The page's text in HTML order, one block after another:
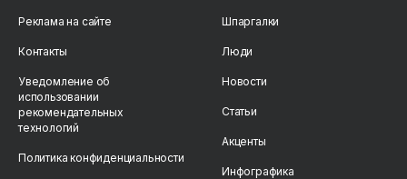
Реклама на сайте
Контакты
Уведомление об
использовании
рекомендательных
технологий
Политика конфиденциальности
Шпаргалки
Люди
Новости
Статьи
Акценты
Инфографика